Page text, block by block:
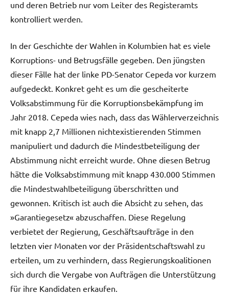
und deren Betrieb nur vom Leiter des Registeramts
kontrolliert werden.
In der Geschichte der Wahlen in Kolumbien hat es viele
Korruptions- und Betrugsfälle gegeben. Den jüngsten
dieser Fälle hat der linke PD-Senator Cepeda vor kurzem
aufgedeckt. Konkret geht es um die gescheiterte
Volksabstimmung für die Korruptionsbekämpfung im
Jahr 2018. Cepeda wies nach, dass das Wählerverzeichnis
mit knapp 2,7 Millionen nichtexistierenden Stimmen
manipuliert und dadurch die Mindestbeteiligung der
Abstimmung nicht erreicht wurde. Ohne diesen Betrug
hätte die Volksabstimmung mit knapp 430.000 Stimmen
die Mindestwahlbeteiligung überschritten und
gewonnen. Kritisch ist auch die Absicht zu sehen, das
»Garantiegesetz« abzuschaffen. Diese Regelung
verbietet der Regierung, Geschäftsaufträge in den
letzten vier Monaten vor der Präsidentschaftswahl zu
erteilen, um zu verhindern, dass Regierungskoalitionen
sich durch die Vergabe von Aufträgen die Unterstützung
für ihre Kandidaten erkaufen.